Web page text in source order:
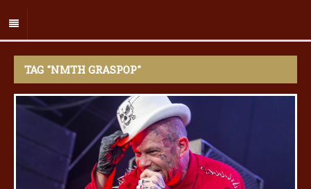
TAG "NMTH GRASPOP"